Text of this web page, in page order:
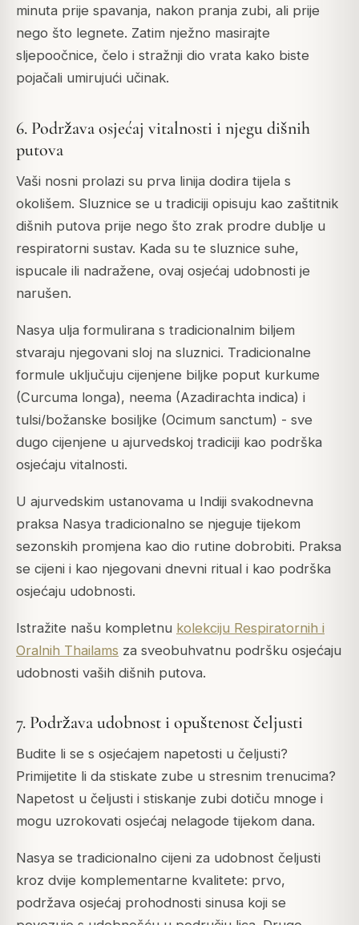
minuta prije spavanja, nakon pranja zubi, ali prije
nego što legnete. Zatim nježno masirajte
sljepoočnice, čelo i stražnji dio vrata kako biste
pojačali umirujući učinak.
6. Podržava osjećaj vitalnosti i njegu dišnih
putova
Vaši nosni prolazi su prva linija dodira tijela s
okolišem. Sluznice se u tradiciji opisuju kao zaštitnik
dišnih putova prije nego što zrak prodre dublje u
respiratorni sustav. Kada su te sluznice suhe,
ispucale ili nadražene, ovaj osjećaj udobnosti je
narušen.
Nasya ulja formulirana s tradicionalnim biljem
stvaraju njegovani sloj na sluznici. Tradicionalne
formule uključuju cijenjene biljke poput kurkume
(Curcuma longa), neema (Azadirachta indica) i
tulsi/božanske bosiljke (Ocimum sanctum) - sve
dugo cijenjene u ajurvedskoj tradiciji kao podrška
osjećaju vitalnosti.
U ajurvedskim ustanovama u Indiji svakodnevna
praksa Nasya tradicionalno se njeguje tijekom
sezonskih promjena kao dio rutine dobrobiti. Praksa
se cijeni i kao njegovani dnevni ritual i kao podrška
osjećaju udobnosti.
Istražite našu kompletnu kolekciju Respiratornih i
Oralnih Thailams za sveobuhvatnu podršku osjećaju
udobnosti vaših dišnih putova.
7. Podržava udobnost i opuštenost čeljusti
Budite li se s osjećajem napetosti u čeljusti?
Primijetite li da stiskate zube u stresnim trenucima?
Napetost u čeljusti i stiskanje zubi dotiču mnoge i
mogu uzrokovati osjećaj nelagode tijekom dana.
Nasya se tradicionalno cijeni za udobnost čeljusti
kroz dvije komplementarne kvalitete: prvo,
podržava osjećaj prohodnosti sinusa koji se